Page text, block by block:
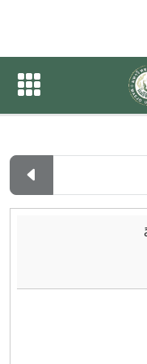
ปฏิทินกิจกร
ปฏิทินกิจกรรมของห